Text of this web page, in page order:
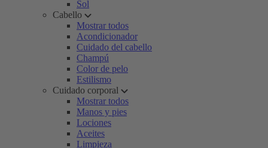
Sol
Cabello
Mostrar todos
Acondicionador
Cuidado del cabello
Champú
Color de pelo
Estilismo
Cuidado corporal
Mostrar todos
Manos y pies
Lociones
Aceites
Limpieza